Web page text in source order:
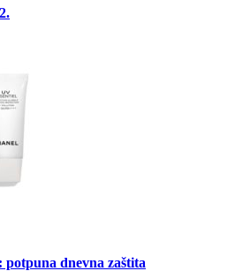
dnevna zaštita